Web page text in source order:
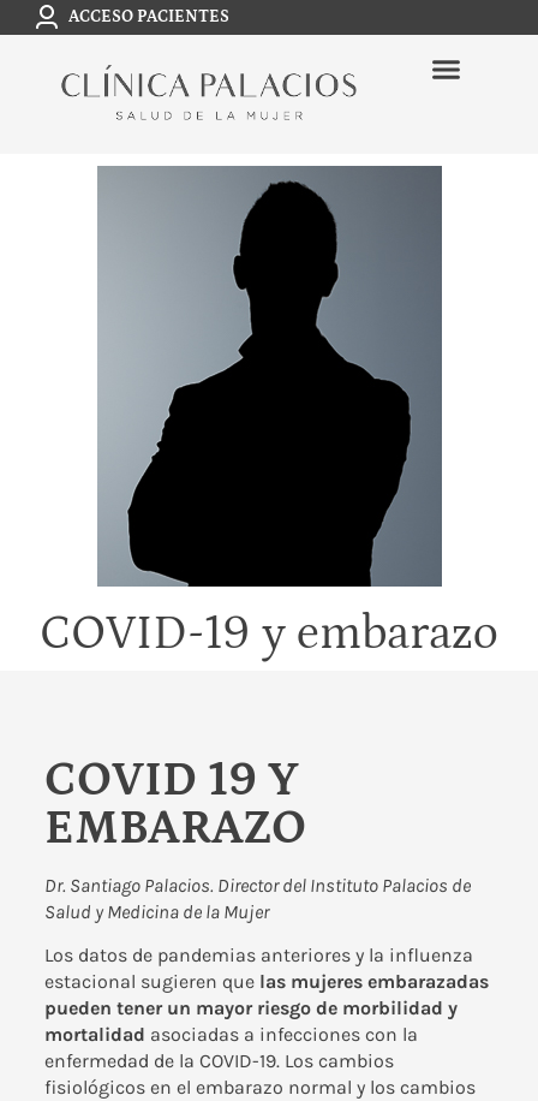
ACCESO PACIENTES
COVID-19 y embarazo
COVID 19 Y
EMBARAZO
Dr. Santiago Palacios. Director del Instituto Palacios de
Salud y Medicina de la Mujer
Los datos de pandemias anteriores y la influenza
estacional sugieren que las mujeres embarazadas
pueden tener un mayor riesgo de morbilidad y
mortalidad asociadas a infecciones con la
enfermedad de la COVID-19. Los cambios
fisiológicos en el embarazo normal y los cambios